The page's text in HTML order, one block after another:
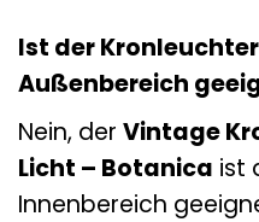
Ist der
Außenbereich
Nein, der Vintage
Licht – Botanica ist
Innenbereich